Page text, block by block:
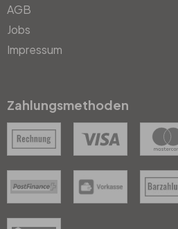
AGB
Jobs
Impressum
Zahlungsmethoden